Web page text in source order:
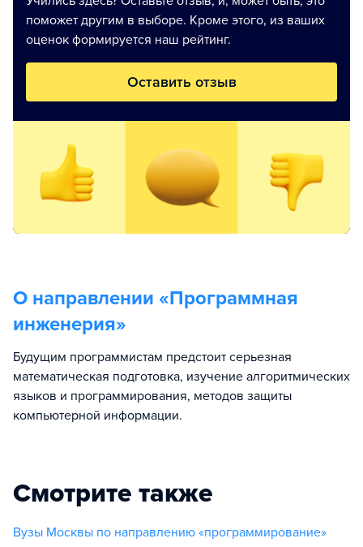
поможет другим в выборе. Кроме этого, из ваших
оценок формируется наш рейтинг.
Оставить отзыв
О направлении «Программная
инженерия»
Будущим программистам предстоит серьезная
математическая подготовка, изучение алгоритмических
языков и программирования, методов защиты
компьютерной информации.
Смотрите также
Вузы Москвы по направлению «программирование»